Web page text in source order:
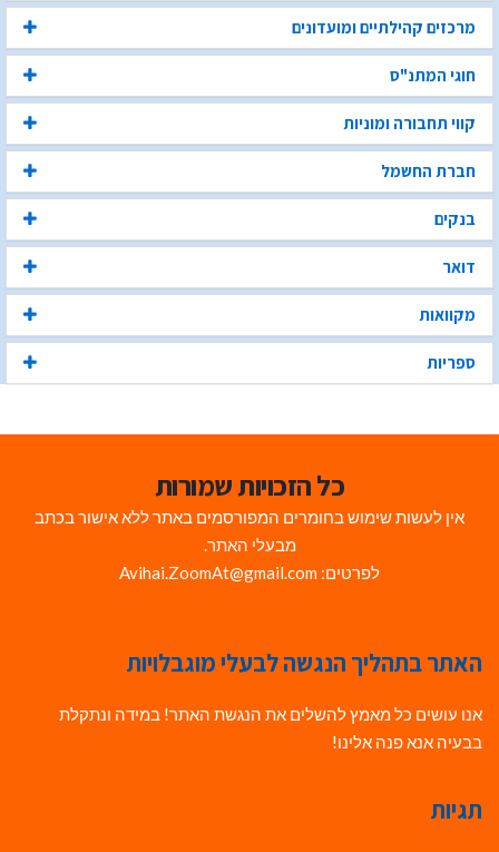
מרכזים קהילתיים ומועדונים
חוגי המתנ"ס
קווי תחבורה ומוניות
חברת החשמל
בנקים
דואר
מקוואות
ספריות
כל הזכויות שמורות
אין לעשות שימוש בחומרים המפורסמים באתר ללא אישור בכתב
מבעלי האתר.
לפרטים: Avihai.ZoomAt@gmail.com
האתר בתהליך הנגשה לבעלי מוגבלויות
אנו עושים כל מאמץ להשלים את הנגשת האתר! במידה ונתקלת
בבעיה אנא פנה אלינו!
תגיות